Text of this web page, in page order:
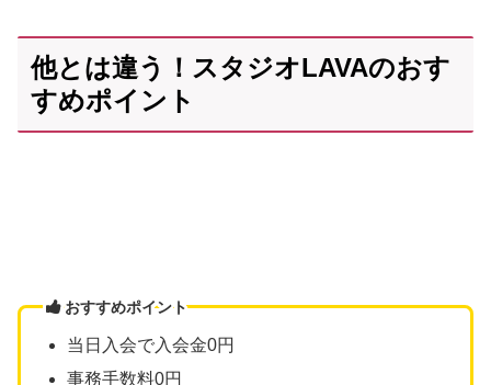
他とは違う！スタジオLAVAのおす
すめポイント
おすすめポイント
当日入会で入会金0円
事務手数料0円